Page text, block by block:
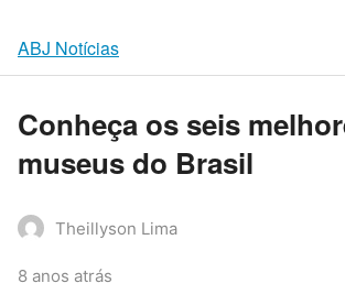
ABJ Notícias
Conheça os seis
museus do Brasil
Theillyson Lima
8 anos atrás